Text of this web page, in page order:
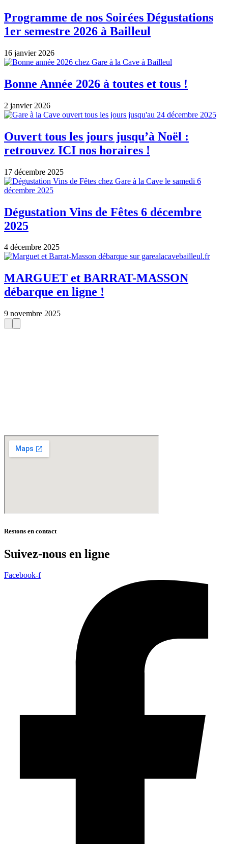
Programme de nos Soirées Dégustations
1er semestre 2026 à Bailleul
16 janvier 2026
Bonne Année 2026 à toutes et tous !
2 janvier 2026
Ouvert tous les jours jusqu’à Noël :
retrouvez ICI nos horaires !
17 décembre 2025
Dégustation Vins de Fêtes 6 décembre
2025
4 décembre 2025
MARGUET et BARRAT-MASSON
débarque en ligne !
9 novembre 2025
Restons en contact
Suivez-nous en ligne
Facebook-f